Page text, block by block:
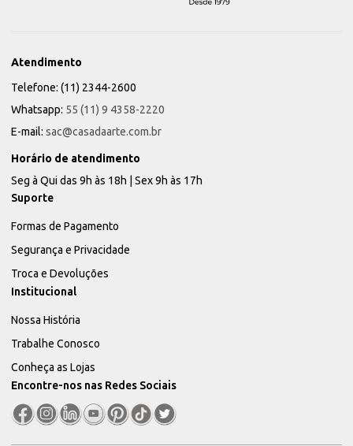
Atendimento
Telefone: (11) 2344-2600
Whatsapp: 55 (11) 9 4358-2220
E-mail: sac@casadaarte.com.br
Horário de atendimento
Seg à Qui das 9h às 18h | Sex 9h às 17h
Suporte
Formas de Pagamento
Segurança e Privacidade
Troca e Devoluções
Institucional
Nossa História
Trabalhe Conosco
Conheça as Lojas
Encontre-nos nas Redes Sociais